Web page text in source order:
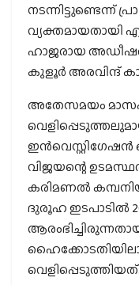
നടന്നിട്ടുണ്ടെന്ന്
ഹാജരായ
കുളൂർ അരവിന്ദ്
അതേസമയം
വിജയന്റെ
കരിമണല്‍
ദുരൂഹ ഇടപാടില്‍
വെളിപ്പെടുത്തിയത്.